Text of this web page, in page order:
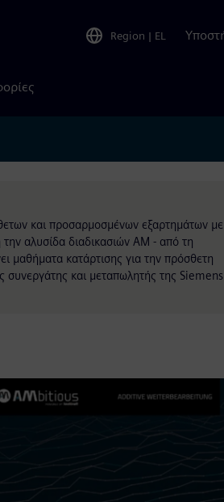
Region | EL
και προσαρμοσμένων εξαρτημάτων με
αλυσίδα διαδικασιών AM - από τη
μαθήματα κατάρτισης για την πρόσθετη
συνεργάτης και μεταπωλητής της Siemens